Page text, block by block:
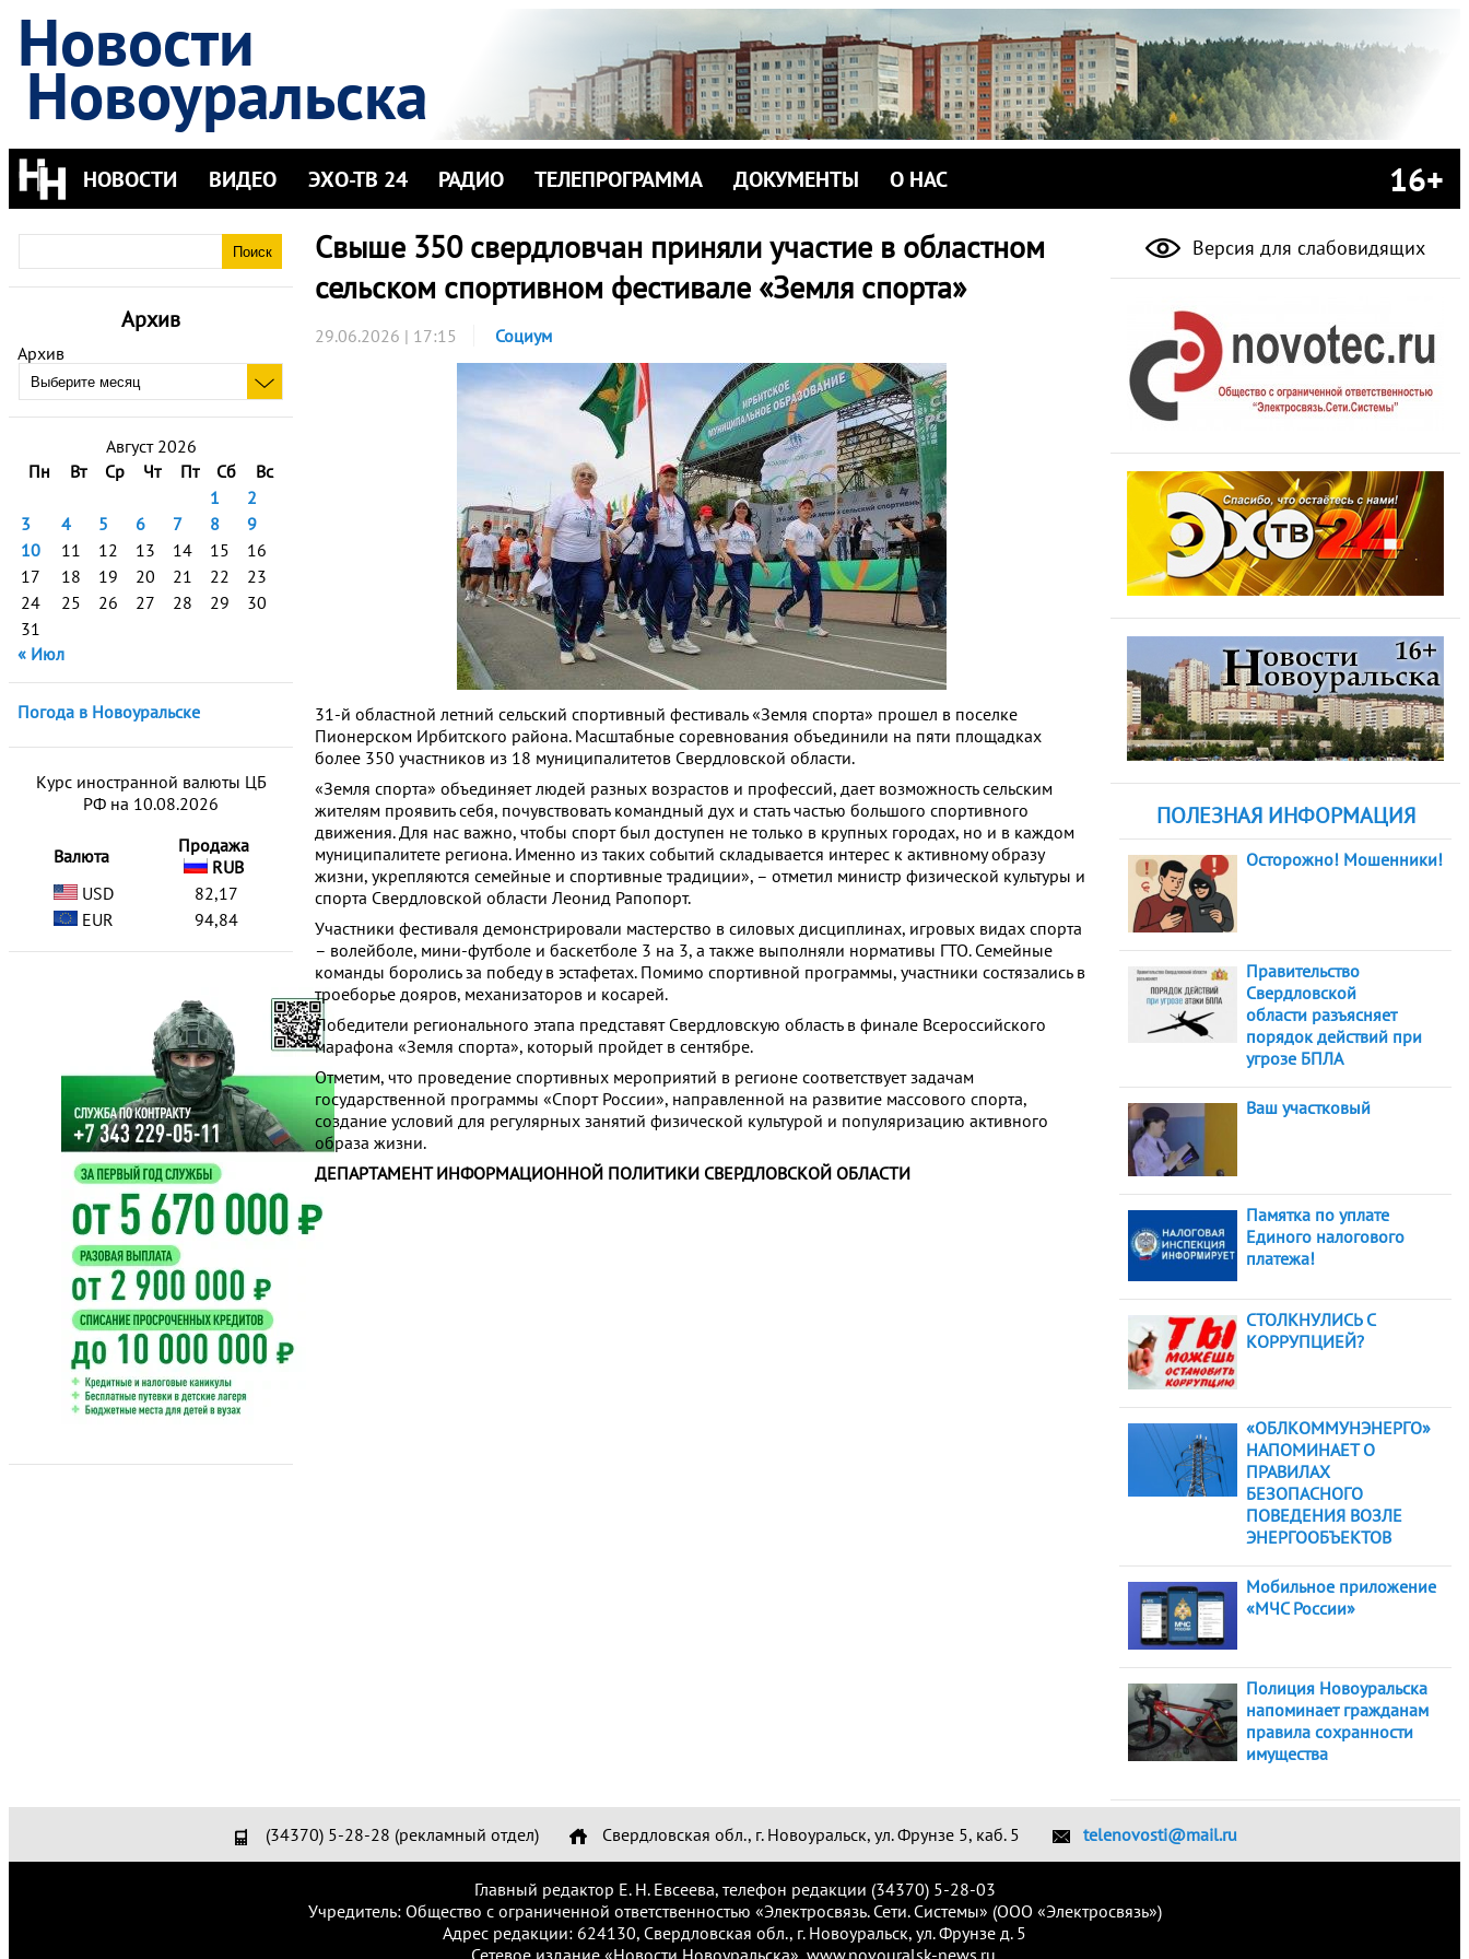
Новости
Новоуральска
НОВОСТИ ВИДЕО ЭХО-ТВ 24 РАДИО ТЕЛЕПРОГРАММА ДОКУМЕНТЫ О НАС 16+
Архив
Архив
Август 2026
Пн
Вт Ср Чт Пт Сб
Вс
1
2
3
4 5 6 7 8
9
10
11 12 13 14 15
16
17
18 19 20 21 22
23
24
25 26 27 28 29
30
31
« Июл
Погода в Новоуральске
Курс иностранной валюты ЦБ
РФ на 10.08.2026
Валюта
Продажа
RUB
USD
82,17
EUR
94,84
Свыше 350 свердловчан приняли участие в областном
сельском спортивном фестивале «Земля спорта»
29.06.2026 | 17:15 Социум
31-й областной летний сельский спортивный фестиваль «Земля спорта» прошел в поселке
Пионерском Ирбитского района. Масштабные соревнования объединили на пяти площадках
более 350 участников из 18 муниципалитетов Свердловской области.
«Земля спорта» объединяет людей разных возрастов и профессий, дает возможность сельским
жителям проявить себя, почувствовать командный дух и стать частью большого спортивного
движения. Для нас важно, чтобы спорт был доступен не только в крупных городах, но и в каждом
муниципалитете региона. Именно из таких событий складывается интерес к активному образу
жизни, укрепляются семейные и спортивные традиции», – отметил министр физической культуры и
спорта Свердловской области Леонид Рапопорт.
Участники фестиваля демонстрировали мастерство в силовых дисциплинах, игровых видах спорта
– волейболе, мини-футболе и баскетболе 3 на 3, а также выполняли нормативы ГТО. Семейные
команды боролись за победу в эстафетах. Помимо спортивной программы, участники состязались в
троеборье дояров, механизаторов и косарей.
Победители регионального этапа представят Свердловскую область в финале Всероссийского
марафона «Земля спорта», который пройдет в сентябре.
Отметим, что проведение спортивных мероприятий в регионе соответствует задачам
государственной программы «Спорт России», направленной на развитие массового спорта,
создание условий для регулярных занятий физической культурой и популяризацию активного
образа жизни.
ДЕПАРТАМЕНТ ИНФОРМАЦИОННОЙ ПОЛИТИКИ СВЕРДЛОВСКОЙ ОБЛАСТИ
Версия для слабовидящих
ПОЛЕЗНАЯ ИНФОРМАЦИЯ
Осторожно! Мошенники!
Правительство
Свердловской
области разъясняет
порядок действий при
угрозе БПЛА
Ваш участковый
Памятка по уплате
Единого налогового
платежа!
СТОЛКНУЛИСЬ С
КОРРУПЦИЕЙ?
«ОБЛКОММУНЭНЕРГО»
НАПОМИНАЕТ О
ПРАВИЛАХ
БЕЗОПАСНОГО
ПОВЕДЕНИЯ ВОЗЛЕ
ЭНЕРГООБЪЕКТОВ
Мобильное приложение
«МЧС России»
Полиция Новоуральска
напоминает гражданам
правила сохранности
имущества
(34370) 5-28-28 (рекламный отдел) Свердловская обл., г. Новоуральск, ул. Фрунзе 5, каб. 5 telenovosti@mail.ru
Главный редактор Е. Н. Евсеева, телефон редакции (34370) 5-28-03
Учредитель: Общество с ограниченной ответственностью «Электросвязь. Сети. Системы» (ООО «Электросвязь»)
Адрес редакции: 624130, Свердловская обл., г. Новоуральск, ул. Фрунзе д. 5